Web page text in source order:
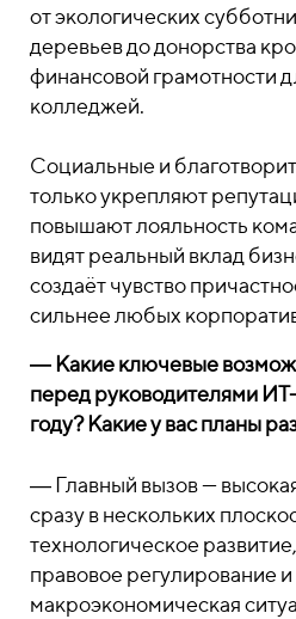
от экологических
деревьев до донорства
финансовой грамотности
колледжей.
Социальные и
только укрепляют
повышают лояльность
видят реальный вклад
создаёт чувство
сильнее любых
― Какие ключевые
перед руководителями
году? Какие у вас планы
― Главный вызов —
сразу в нескольких
технологическое
правовое регулирование и
макроэкономическая